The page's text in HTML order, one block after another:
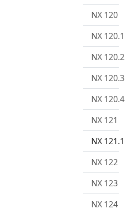
NX 120
NX 120.1
NX 120.2
NX 120.3
NX 120.4
NX 121
NX 121.1
NX 122
NX 123
NX 124